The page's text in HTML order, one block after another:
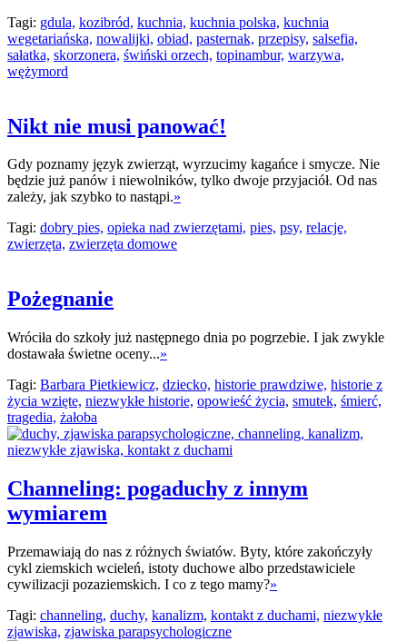
Tagi: gdula, kozibród, kuchnia, kuchnia polska, kuchnia
wegetariańska, nowalijki, obiad, pasternak, przepisy, salsefia,
sałatka, skorzonera, świński orzech, topinambur, warzywa,
wężymord
Nikt nie musi panować!
Gdy poznamy język zwierząt, wyrzucimy kagańce i smycze. Nie
będzie już panów i niewolników, tylko dwoje przyjaciół. Od nas
zależy, jak szybko to nastąpi.»
Tagi: dobry pies, opieka nad zwierzętami, pies, psy, relacje,
zwierzęta, zwierzęta domowe
Pożegnanie
Wróciła do szkoły już następnego dnia po pogrzebie. I jak zwykle
dostawała świetne oceny...»
Tagi: Barbara Pietkiewicz, dziecko, historie prawdziwe, historie z
życia wzięte, niezwykłe historie, opowieść życia, smutek, śmierć,
tragedia, żałoba
Channeling: pogaduchy z innym
wymiarem
Przemawiają do nas z różnych światów. Byty, które zakończyły
cykl ziemskich wcieleń, istoty duchowe albo przedstawiciele
cywilizacji pozaziemskich. I co z tego mamy?»
Tagi: channeling, duchy, kanalizm, kontakt z duchami, niezwykłe
zjawiska, zjawiska parapsychologiczne